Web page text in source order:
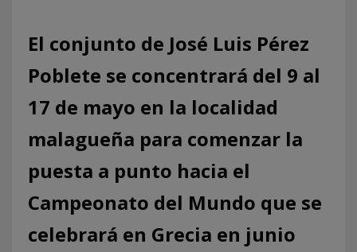
El conjunto de José Luis Pérez
Poblete se concentrará del 9 al
17 de mayo en la localidad
malagueña para comenzar la
puesta a punto hacia el
Campeonato del Mundo que se
celebrará en Grecia en junio